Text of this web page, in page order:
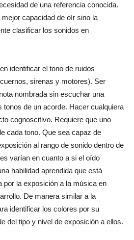
de una referencia conocida.
capacidad de oír sino la
clasificar los sonidos en
identificar el tono de ruidos
sirenas y motores). Ser
nombrada sin escuchar una
tonos de un acorde. Hacer cualquiera
cognoscitivo. Requiere que uno
cada tono. Que sea capaz de
al rango de sonido dentro de
varían en cuanto a si el oído
habilidad aprendida que está
por la exposición a la música en
De manera similar a la
identificar los colores por su
del tipo y nivel de exposición a ellos.